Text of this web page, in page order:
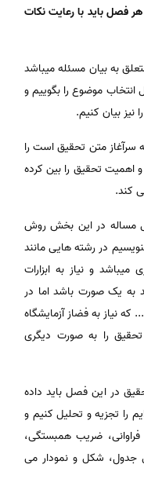
هر فصل باید با رعایت نکات
به بیان مسئله میباشد
انتخاب موضوع را بگوییم و
نیز بیان کنیم.
سرآغاز متن تحقیق است را
تحقیق را بین کرده
کند.
مساله در این بخش روش
در رشته هایی مانند
و نیاز به ابزارات
به یک صورت باشد اما در
نیاز به فضاز آزمایشگاه
تحقیق را به صورت دیگری
در این فصل باید داده
را تجزیه و تحلیل کنیم و
ضریب همبستگی،
جدول، شکل و نمودار می